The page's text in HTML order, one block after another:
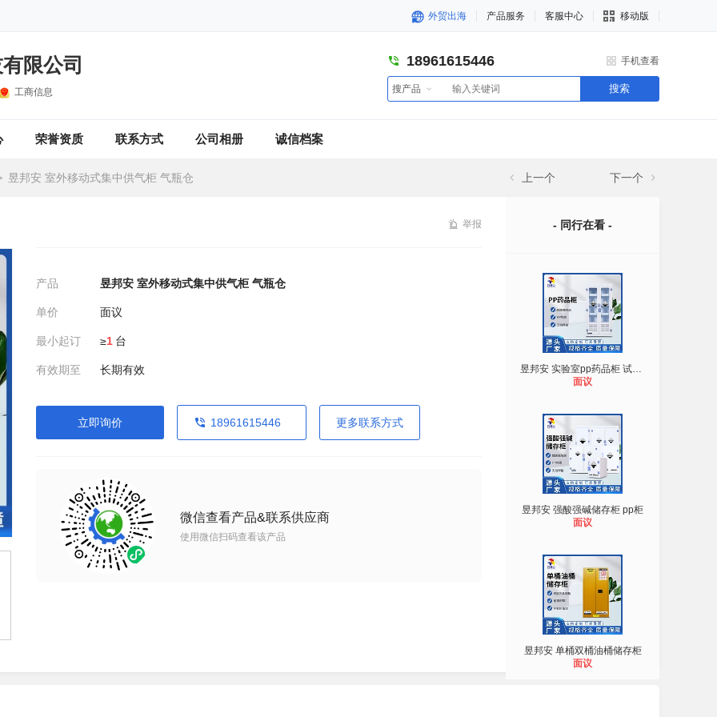
外贸出海 产品服务 客服中心 移动版
限公司
工商信息
18961615446 手机查看
搜产品 搜索
荣誉资质 联系方式 公司相册 诚信档案
昱邦安 室外移动式集中供气柜 气瓶仓 上一个 下一个
举报
产品 昱邦安 室外移动式集中供气柜 气瓶仓
单价 面议
最小起订 ≥1 台
有效期至 长期有效
立即询价 18961615446 更多联系方式
微信查看产品&联系供应商
使用微信扫码查看该产品
- 同行在看 -
昱邦安 实验室pp药品柜 试剂柜 器皿
面议
昱邦安 强酸强碱储存柜 pp柜
面议
昱邦安 单桶双桶油桶储存柜
面议